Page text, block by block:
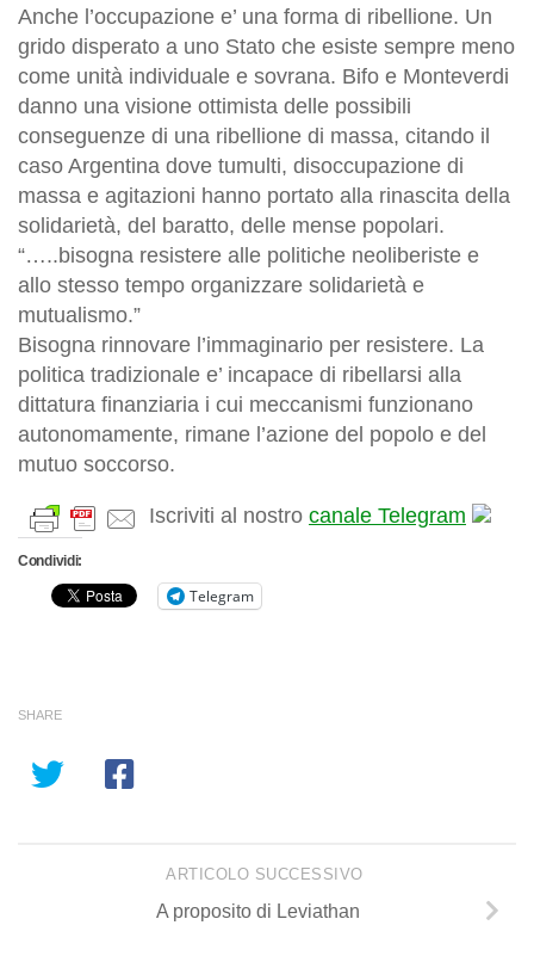
Anche l’occupazione e’ una forma di ribellione. Un
grido disperato a uno Stato che esiste sempre meno
come unità individuale e sovrana. Bifo e Monteverdi
danno una visione ottimista delle possibili
conseguenze di una ribellione di massa, citando il
caso Argentina dove tumulti, disoccupazione di
massa e agitazioni hanno portato alla rinascita della
solidarietà, del baratto, delle mense popolari.
“…..bisogna resistere alle politiche neoliberiste e
allo stesso tempo organizzare solidarietà e
mutualismo.”
Bisogna rinnovare l’immaginario per resistere. La
politica tradizionale e’ incapace di ribellarsi alla
dittatura finanziaria i cui meccanismi funzionano
autonomamente, rimane l’azione del popolo e del
mutuo soccorso.
Iscriviti al nostro canale Telegram
Condividi:
Telegram
SHARE
ARTICOLO SUCCESSIVO
A proposito di Leviathan